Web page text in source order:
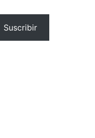
Suscribir